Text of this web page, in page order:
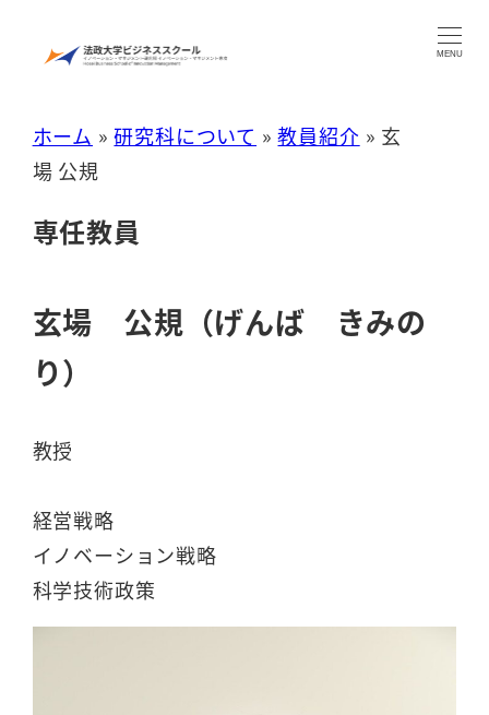
MENU
ホーム » 研究科について » 教員紹介 » 玄
場 公規
専任教員
玄場 公規（げんば きみの
り）
教授
経営戦略
イノベーション戦略
科学技術政策